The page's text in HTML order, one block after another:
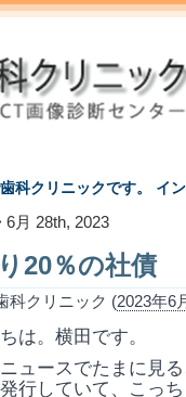
科クリニックです。 イ
6月 28th, 2023
20％の社債
科クリニック (2023年6
は。横田です。
ュースでたまに見
行していて、こっ